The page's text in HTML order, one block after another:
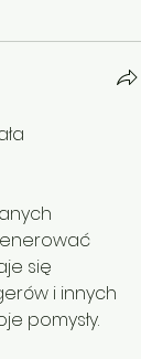
się
i innych
pomysły.